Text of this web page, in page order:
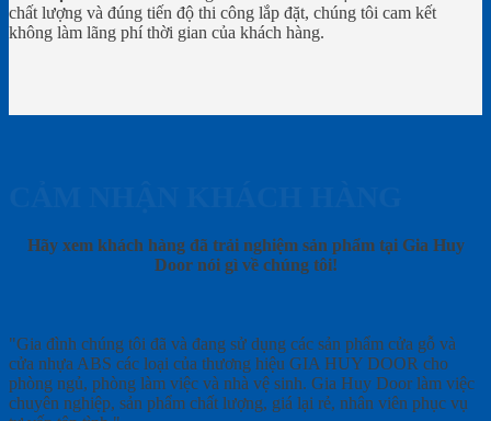
chất lượng và đúng tiến độ thi công lắp đặt, chúng tôi cam kết
không làm lãng phí thời gian của khách hàng.
Hãy xem khách hàng đã trải nghiệm sản phẩm tại Gia Huy
Door nói gì về chúng tôi!
"Gia đình chúng tôi đã và đang sử dụng các sản phẩm cửa gỗ và
cửa nhựa ABS các loại của thương hiệu GIA HUY DOOR cho
phòng ngủ, phòng làm việc và nhà vệ sinh. Gia Huy Door làm việc
chuyên nghiệp, sản phẩm chất lượng, giá lại rẻ, nhân viên phục vụ